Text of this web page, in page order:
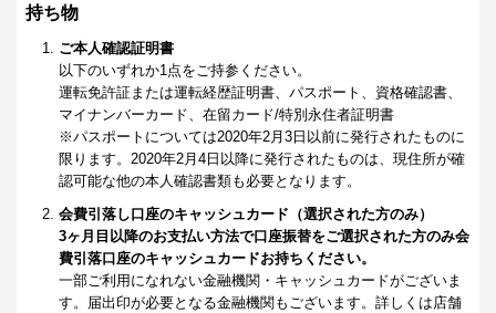
持ち物
ご本人確認証明書
以下のいずれか1点をご持参ください。
運転免許証または運転経歴証明書、パスポート、資格確認書、
マイナンバーカード、在留カード/特別永住者証明書
※パスポートについては2020年2月3日以前に発行されたものに
限ります。2020年2月4日以降に発行されたものは、現住所が確
認可能な他の本人確認書類も必要となります。
会費引落し口座のキャッシュカード（選択された方のみ）
3ヶ月目以降のお支払い方法で口座振替をご選択された方のみ会
費引落口座のキャッシュカードお持ちください。
一部ご利用になれない金融機関・キャッシュカードがございま
す。届出印が必要となる金融機関もございます。詳しくは店舗